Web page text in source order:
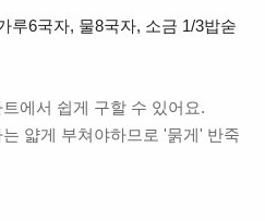
루6국자, 물8국자, 소금 1/3밥숟
에서 쉽게 구할 수 있어요.
얇게 부쳐야하므로 '묽게' 반죽